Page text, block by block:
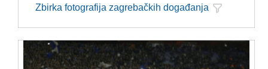
Zbirka fotografija zagrebačkih događanja